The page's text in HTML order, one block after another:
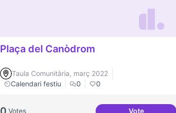
Plaça del Canòdrom
Taula Comunitària, març 2022
Calendari festiu
0 0
Votes Vote